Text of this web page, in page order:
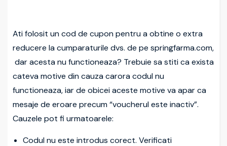
Ati folosit un cod de cupon pentru a obtine o extra
reducere la cumparaturile dvs. de pe springfarma.com,
dar acesta nu functioneaza? Trebuie sa stiti ca exista
cateva motive din cauza carora codul nu
functioneaza, iar de obicei aceste motive va apar ca
mesaje de eroare precum “voucherul este inactiv”.
Cauzele pot fi urmatoarele:
Codul nu este introdus corect. Verificati